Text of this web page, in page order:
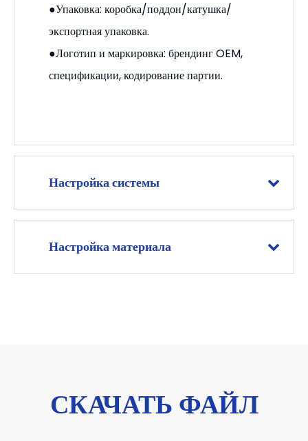
●Упаковка: коробка/поддон/катушка/
экспортная упаковка.
●Логотип и маркировка: брендинг OEM,
спецификации, кодирование партии.
Настройка системы
Настройка материала
СКАЧАТЬ ФАЙЛ